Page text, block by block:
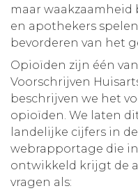
maar
en apothekers
bevorderen van het
Opioïden zijn één
Voorschrijven
beschrijven we het
opioïden. We laten
landelijke cijfers in
webrapportage die
ontwikkeld krijgt de
vragen als: